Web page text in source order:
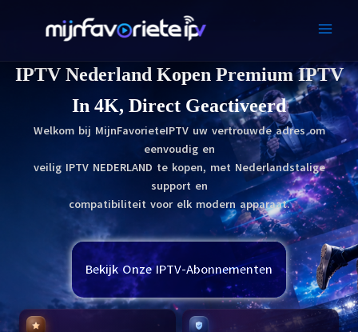
to
IPTV Nederland Kopen Premium IPTV
In 4K, Direct Geactiveerd
Welkom bij MijnFavorieteIPTV uw vertrouwde adres om
eenvoudig en
veilig IPTV NEDERLAND te kopen, met Nederlandstalige
support en
compatibiliteit voor elk modern apparaat.
Bekijk Onze IPTV-Abonnementen